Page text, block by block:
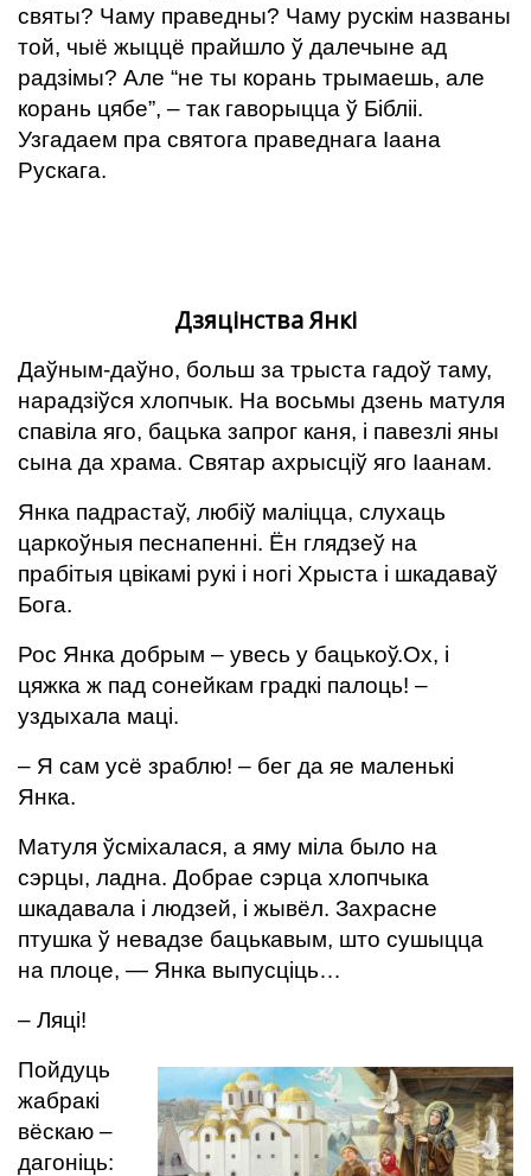
святы? Чаму праведны? Чаму рускім названы
той, чыё жыццё прайшло ў далечыне ад
радзімы? Але “не ты корань трымаешь, але
корань цябе”, – так гаворыцца ў Бібліі.
Узгадаем пра святога праведнага Іаана
Рускага.
Дзяцінства Янкі
Даўным-даўно, больш за трыста гадоў таму,
нарадзіўся хлопчык. На восьмы дзень матуля
спавіла яго, бацька запрог каня, і павезлі яны
сына да храма. Святар ахрысціў яго Іаанам.
Янка падрастаў, любіў маліцца, слухаць
царкоўныя песнапенні. Ён глядзеў на
прабітыя цвікамі рукі і ногі Хрыста і шкадаваў
Бога.
Рос Янка добрым – увесь у бацькоў.Ох, і
цяжка ж пад сонейкам градкі палоць! –
уздыхала маці.
– Я сам усё зраблю! – бег да яе маленькі
Янка.
Матуля ўсміхалася, а яму міла было на
сэрцы, ладна. Добрае сэрца хлопчыка
шкадавала і людзей, і жывёл. Захрасне
птушка ў невадзе бацькавым, што сушыцца
на плоце, — Янка выпусціць…
– Ляці!
Пойдуць
жабракі
вёскаю –
дагоніць: